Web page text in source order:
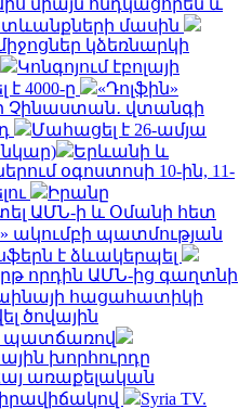
մասին
կձեռնարկի
Կոնգոյում էբոլայի
4000-ը
«Դոլֆին»
Չինաստան․ վտանգի
Մահացել է 26-ամյա
Երևանի և
օգոստոսի 10-ին, 11-
Իրանը
ԱՄՆ-ի և Օմանի հետ
ակումբի պատմության
է ձևակերպել
որդին ԱՄՆ-ից գաղտնի
հացահատիկի
ծովային
պատճառով
խորհուրդը
առաքելական
իրավիճակով
Syria TV.